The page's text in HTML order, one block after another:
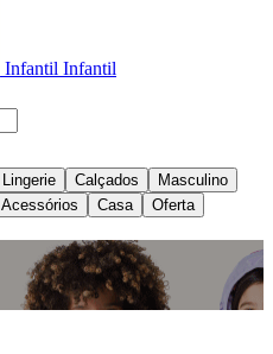
Infantil Infantil
Lingerie Calçados
Masculino
Acessórios Casa Oferta